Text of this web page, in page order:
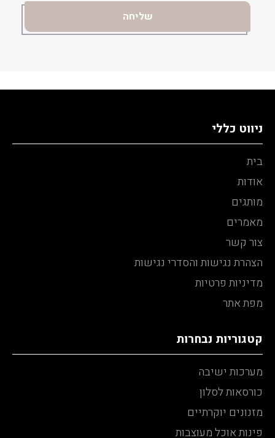
ניווט כללי
בית
אודות
מותגים
מאמרים
צור קשר
הצהרת נגישות והסדרי נגישות
מדיניות פרטיות
מפת אתר
קטגוריות נבחרות
מערכות ישיבה
כורסאות לסלון
מזנונים יוקרתיים
פינות אוכל מעוצבות